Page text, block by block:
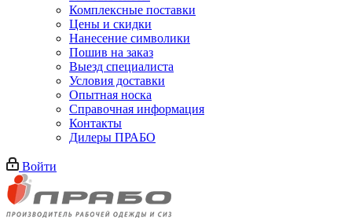
Комплексные поставки
Цены и скидки
Нанесение символики
Пошив на заказ
Выезд специалиста
Условия доставки
Опытная носка
Справочная информация
Контакты
Дилеры ПРАБО
Войти